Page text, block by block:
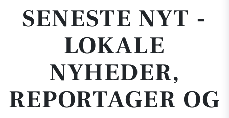
SENESTE NYT -
LOKALE
NYHEDER,
REPORTAGER OG